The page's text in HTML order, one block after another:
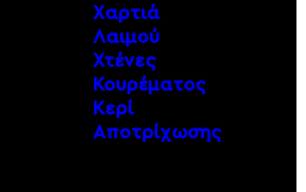
Χαρτιά
Λαιμού
Χτένες
Κουρέματος
Κερί
Αποτρίχωσης